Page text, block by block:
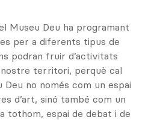
Museu Deu ha programant
per a diferents tipus de
podran fruir d’activitats
territori, perquè cal
no només com un espai
d’art, sinó també com un
tothom, espai de debat i de